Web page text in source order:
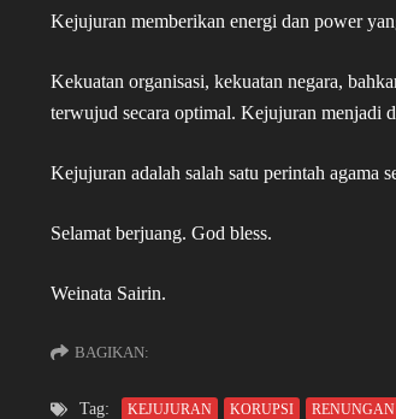
Kejujuran memberikan energi dan power
Kekuatan organisasi, kekuatan negara,
terwujud secara optimal. Kejujuran menjadi
Kejujuran adalah salah satu perintah agama
Selamat berjuang. God bless.
Weinata Sairin.
BAGIKAN:
Tag: KEJUJURAN KORUPSI RENUNGAN